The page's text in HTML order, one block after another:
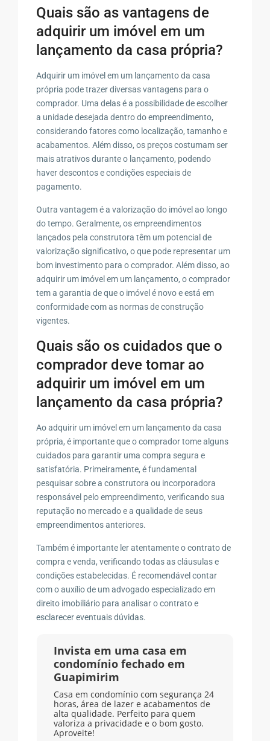
Quais são as vantagens de
adquirir um imóvel em um
lançamento da casa própria?
Adquirir um imóvel em um lançamento da casa
própria pode trazer diversas vantagens para o
comprador. Uma delas é a possibilidade de escolher
a unidade desejada dentro do empreendimento,
considerando fatores como localização, tamanho e
acabamentos. Além disso, os preços costumam ser
mais atrativos durante o lançamento, podendo
haver descontos e condições especiais de
pagamento.
Outra vantagem é a valorização do imóvel ao longo
do tempo. Geralmente, os empreendimentos
lançados pela construtora têm um potencial de
valorização significativo, o que pode representar um
bom investimento para o comprador. Além disso, ao
adquirir um imóvel em um lançamento, o comprador
tem a garantia de que o imóvel é novo e está em
conformidade com as normas de construção
vigentes.
Quais são os cuidados que o
comprador deve tomar ao
adquirir um imóvel em um
lançamento da casa própria?
Ao adquirir um imóvel em um lançamento da casa
própria, é importante que o comprador tome alguns
cuidados para garantir uma compra segura e
satisfatória. Primeiramente, é fundamental
pesquisar sobre a construtora ou incorporadora
responsável pelo empreendimento, verificando sua
reputação no mercado e a qualidade de seus
empreendimentos anteriores.
Também é importante ler atentamente o contrato de
compra e venda, verificando todas as cláusulas e
condições estabelecidas. É recomendável contar
com o auxílio de um advogado especializado em
direito imobiliário para analisar o contrato e
esclarecer eventuais dúvidas.
Invista em uma casa em
condomínio fechado em
Guapimirim
Casa em condomínio com segurança 24
horas, área de lazer e acabamentos de
alta qualidade. Perfeito para quem
valoriza a privacidade e o bom gosto.
Aproveite!